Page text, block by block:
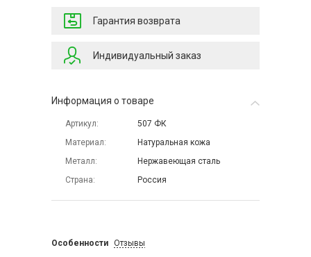
Гарантия возврата
Индивидуальный заказ
Информация о товаре
Артикул
507 ФК
Материал
Натуральная кожа
Металл
Нержавеющая сталь
Страна
Россия
Особенности Отзывы